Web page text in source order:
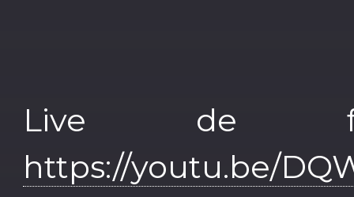
Live de
https://youtu.be/